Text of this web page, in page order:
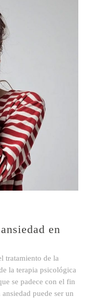
en
tratamiento de la
la terapia psicológica
se padece con el fin
puede ser un